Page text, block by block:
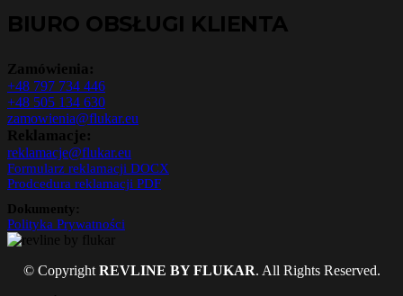
BIURO OBSŁUGI KLIENTA
Zamówienia:
+48 797 734 446
+48 505 134 630
zamowienia@flukar.eu
Reklamacje:
reklamacje@flukar.eu
Formularz reklamacji DOCX
Prodcedura reklamacji PDF
Dokumenty:
Polityka Prywatności
© Copyright REVLINE BY FLUKAR. All Rights Reserved.